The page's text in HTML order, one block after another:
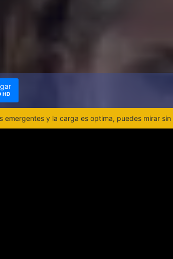
HD
emergentes y la carga es optima, puedes mirar sin